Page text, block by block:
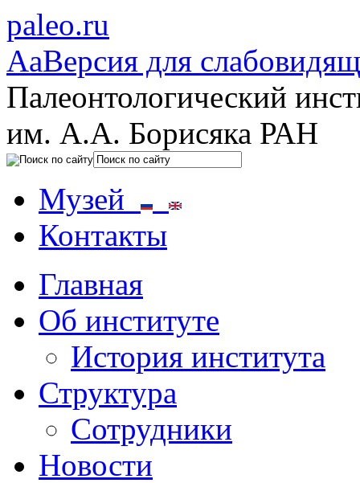
paleo.ru
AaВерсия для
Палеонтологический
им. А.А. Борисяка РАН
Музей
Контакты
Главная
Об институте
История института
Структура
Сотрудники
Новости